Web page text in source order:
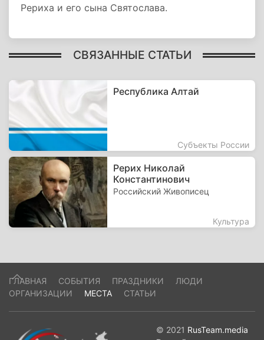
Рериха и его сына Святослава.
СВЯЗАННЫЕ СТАТЬИ
Республика Алтай
Субъекты России
Рерих Николай
Константинович
Российский Живописец
Культура
ГЛАВНАЯ СОБЫТИЯ ПРАЗДНИКИ
ЛЮДИ
ОРГАНИЗАЦИИ
МЕСТА СТАТЬИ
© 2021 RusTeam.media